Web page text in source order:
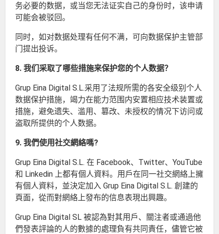
务必要的数据，或当您无法证实自己的身份时，该申请
可能会被驳回。
同时，如对数据处理有任何不满，可向数据保护主管部
门提出投诉。
8. 我们采取了哪些措施来保护您的个人数据？
Grup Eina Digital S.L.采用了法规所需的各安全级别个人
数据保护措施，竭力在能力范围内安置相应技术装置或
措施，避免遗失、滥用、篡改、未授权的情况下访问或
盗取所提供的个人数据。
9. 我們使用社交網絡嗎?
Grup Eina Digital S.L. 在 Facebook、Twitter、YouTube
和 Linkedin 上都有個人資料。用戶在同一社交網絡上擁
有個人資料，並決定加入 Grup Eina Digital S.L. 創建的
頁面，從而對網絡上發布的信息表現出興趣。
Grup Eina Digital SL 被認為對其用戶、關注者或通過他
們發表評論的人的數據的處理負有共同責任，儘管它被